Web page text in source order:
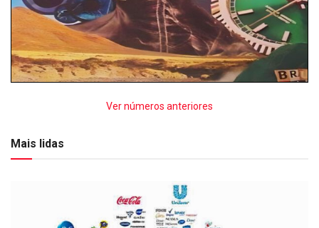
Ver números anteriores
Mais lidas